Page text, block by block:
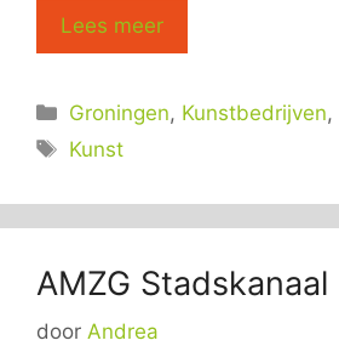
Lees meer
Categorieën
Groningen, Kunstbedrijven,
Tags
Kunst
AMZG Stadskanaal
door Andrea